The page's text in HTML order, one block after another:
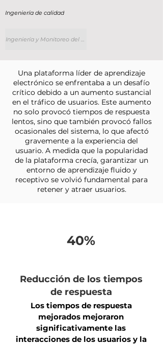
Ingeniería de calidad
Ingeniería y Monitoreo del Rendimiento
Una plataforma líder de aprendizaje
electrónico se enfrentaba a un desafío
crítico debido a un aumento sustancial
en el tráfico de usuarios. Este aumento
no solo provocó tiempos de respuesta
lentos, sino que también provocó fallos
ocasionales del sistema, lo que afectó
gravemente a la experiencia del
usuario. A medida que la popularidad
de la plataforma crecía, garantizar un
entorno de aprendizaje fluido y
receptivo se volvió fundamental para
retener y atraer usuarios.
40%
Reducción de los tiempos
de respuesta
Los tiempos de respuesta
mejorados mejoraron
significativamente las
interacciones de los usuarios y la